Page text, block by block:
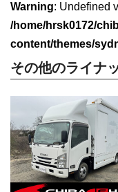
Warning: Undefined
/home/hrsk0172/
content/themes/
その他のライナ